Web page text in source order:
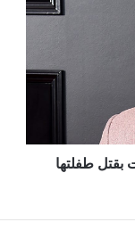
بقتل طفلتها